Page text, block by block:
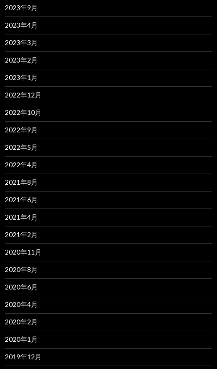
2023年9月
2023年4月
2023年3月
2023年2月
2023年1月
2022年12月
2022年10月
2022年9月
2022年5月
2022年4月
2021年8月
2021年6月
2021年4月
2021年2月
2020年11月
2020年8月
2020年6月
2020年4月
2020年2月
2020年1月
2019年12月